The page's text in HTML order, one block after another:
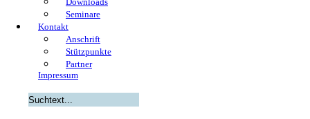
Seminare
Kontakt
Anschrift
Stützpunkte
Partner
Impressum